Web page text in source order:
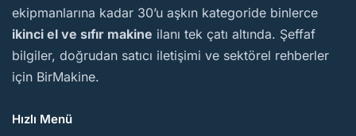
ekipmanlarına kadar 30’u aşkın kategoride binlerce
ikinci el ve sıfır makine ilanı tek çatı altında. Şeffaf
bilgiler, doğrudan satıcı iletişimi ve sektörel rehberler
için BirMakine.
Hızlı Menü